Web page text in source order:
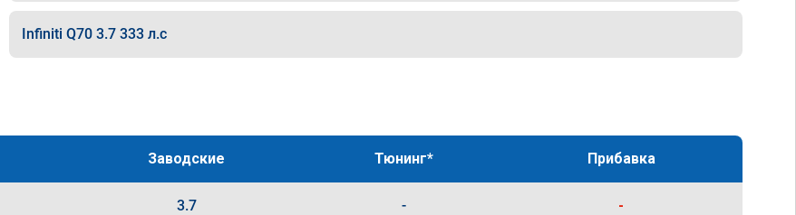
Infiniti Q70 3.7 333 л.с
Заводские Тюнинг* Прибавка
3.7 - -